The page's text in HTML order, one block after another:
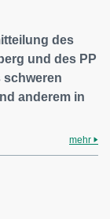
des
und des PP
schweren
anderem in
mehr